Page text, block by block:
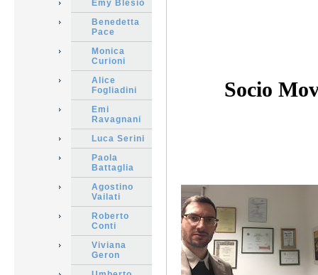
Emy Blesio
Benedetta
Pace
Monica
Curioni
Alice
Fogliadini
Emi
Ravagnani
Luca Serini
Paola
Battaglia
Agostino
Vailati
Roberto
Conti
Viviana
Geron
Socio